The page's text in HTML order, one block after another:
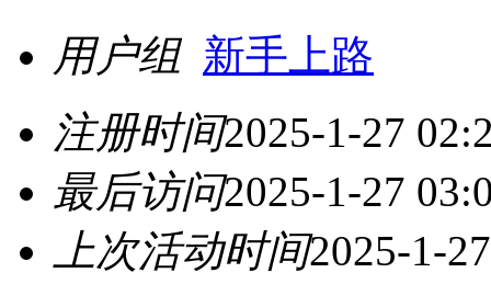
用户组 新手上路
注册时间2025-1-27
最后访问2025-1-27
上次活动时间2025-1-